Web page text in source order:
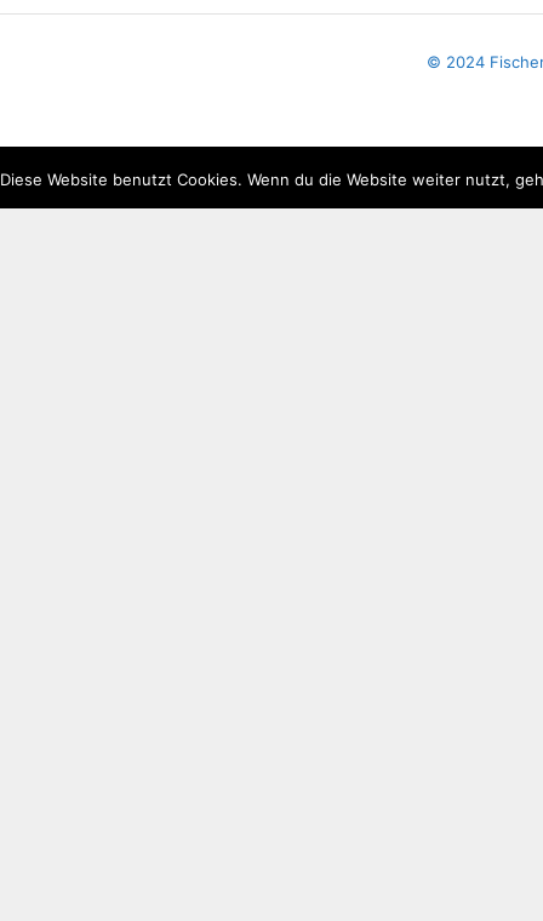
© 2024
Diese Website benutzt Cookies. Wenn du die Website weiter nutzt,